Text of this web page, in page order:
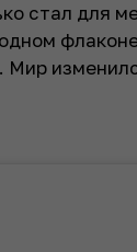
стал для
Мир